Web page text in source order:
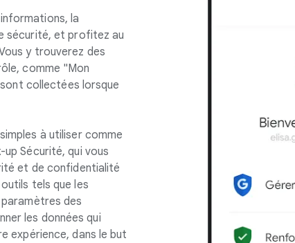
la
sécurité, et profitez au
y trouverez des
comme "Mon
collectées lorsque
à utiliser comme
Sécurité, qui vous
et de confidentialité
tels que les
des
les données qui
expérience, dans le but